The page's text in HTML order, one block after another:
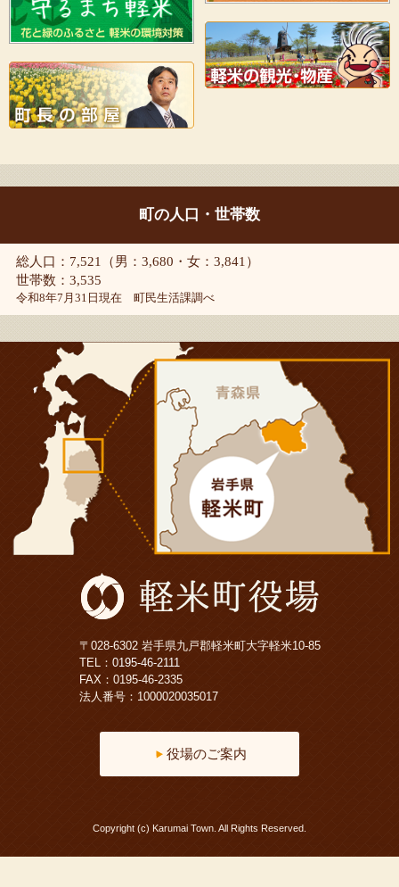
町の人口・世帯数
総人口：7,521（男：3,680・女：3,841）
世帯数：3,535
令和8年7月31日現在 町民生活課調べ
〒028-6302 岩手県九戸郡軽米町大字軽米10-85
TEL： 0195-46-2111
FAX：0195-46-2335
法人番号：1000020035017
役場のご案内
Copyright (c) Karumai Town. All Rights Reserved.